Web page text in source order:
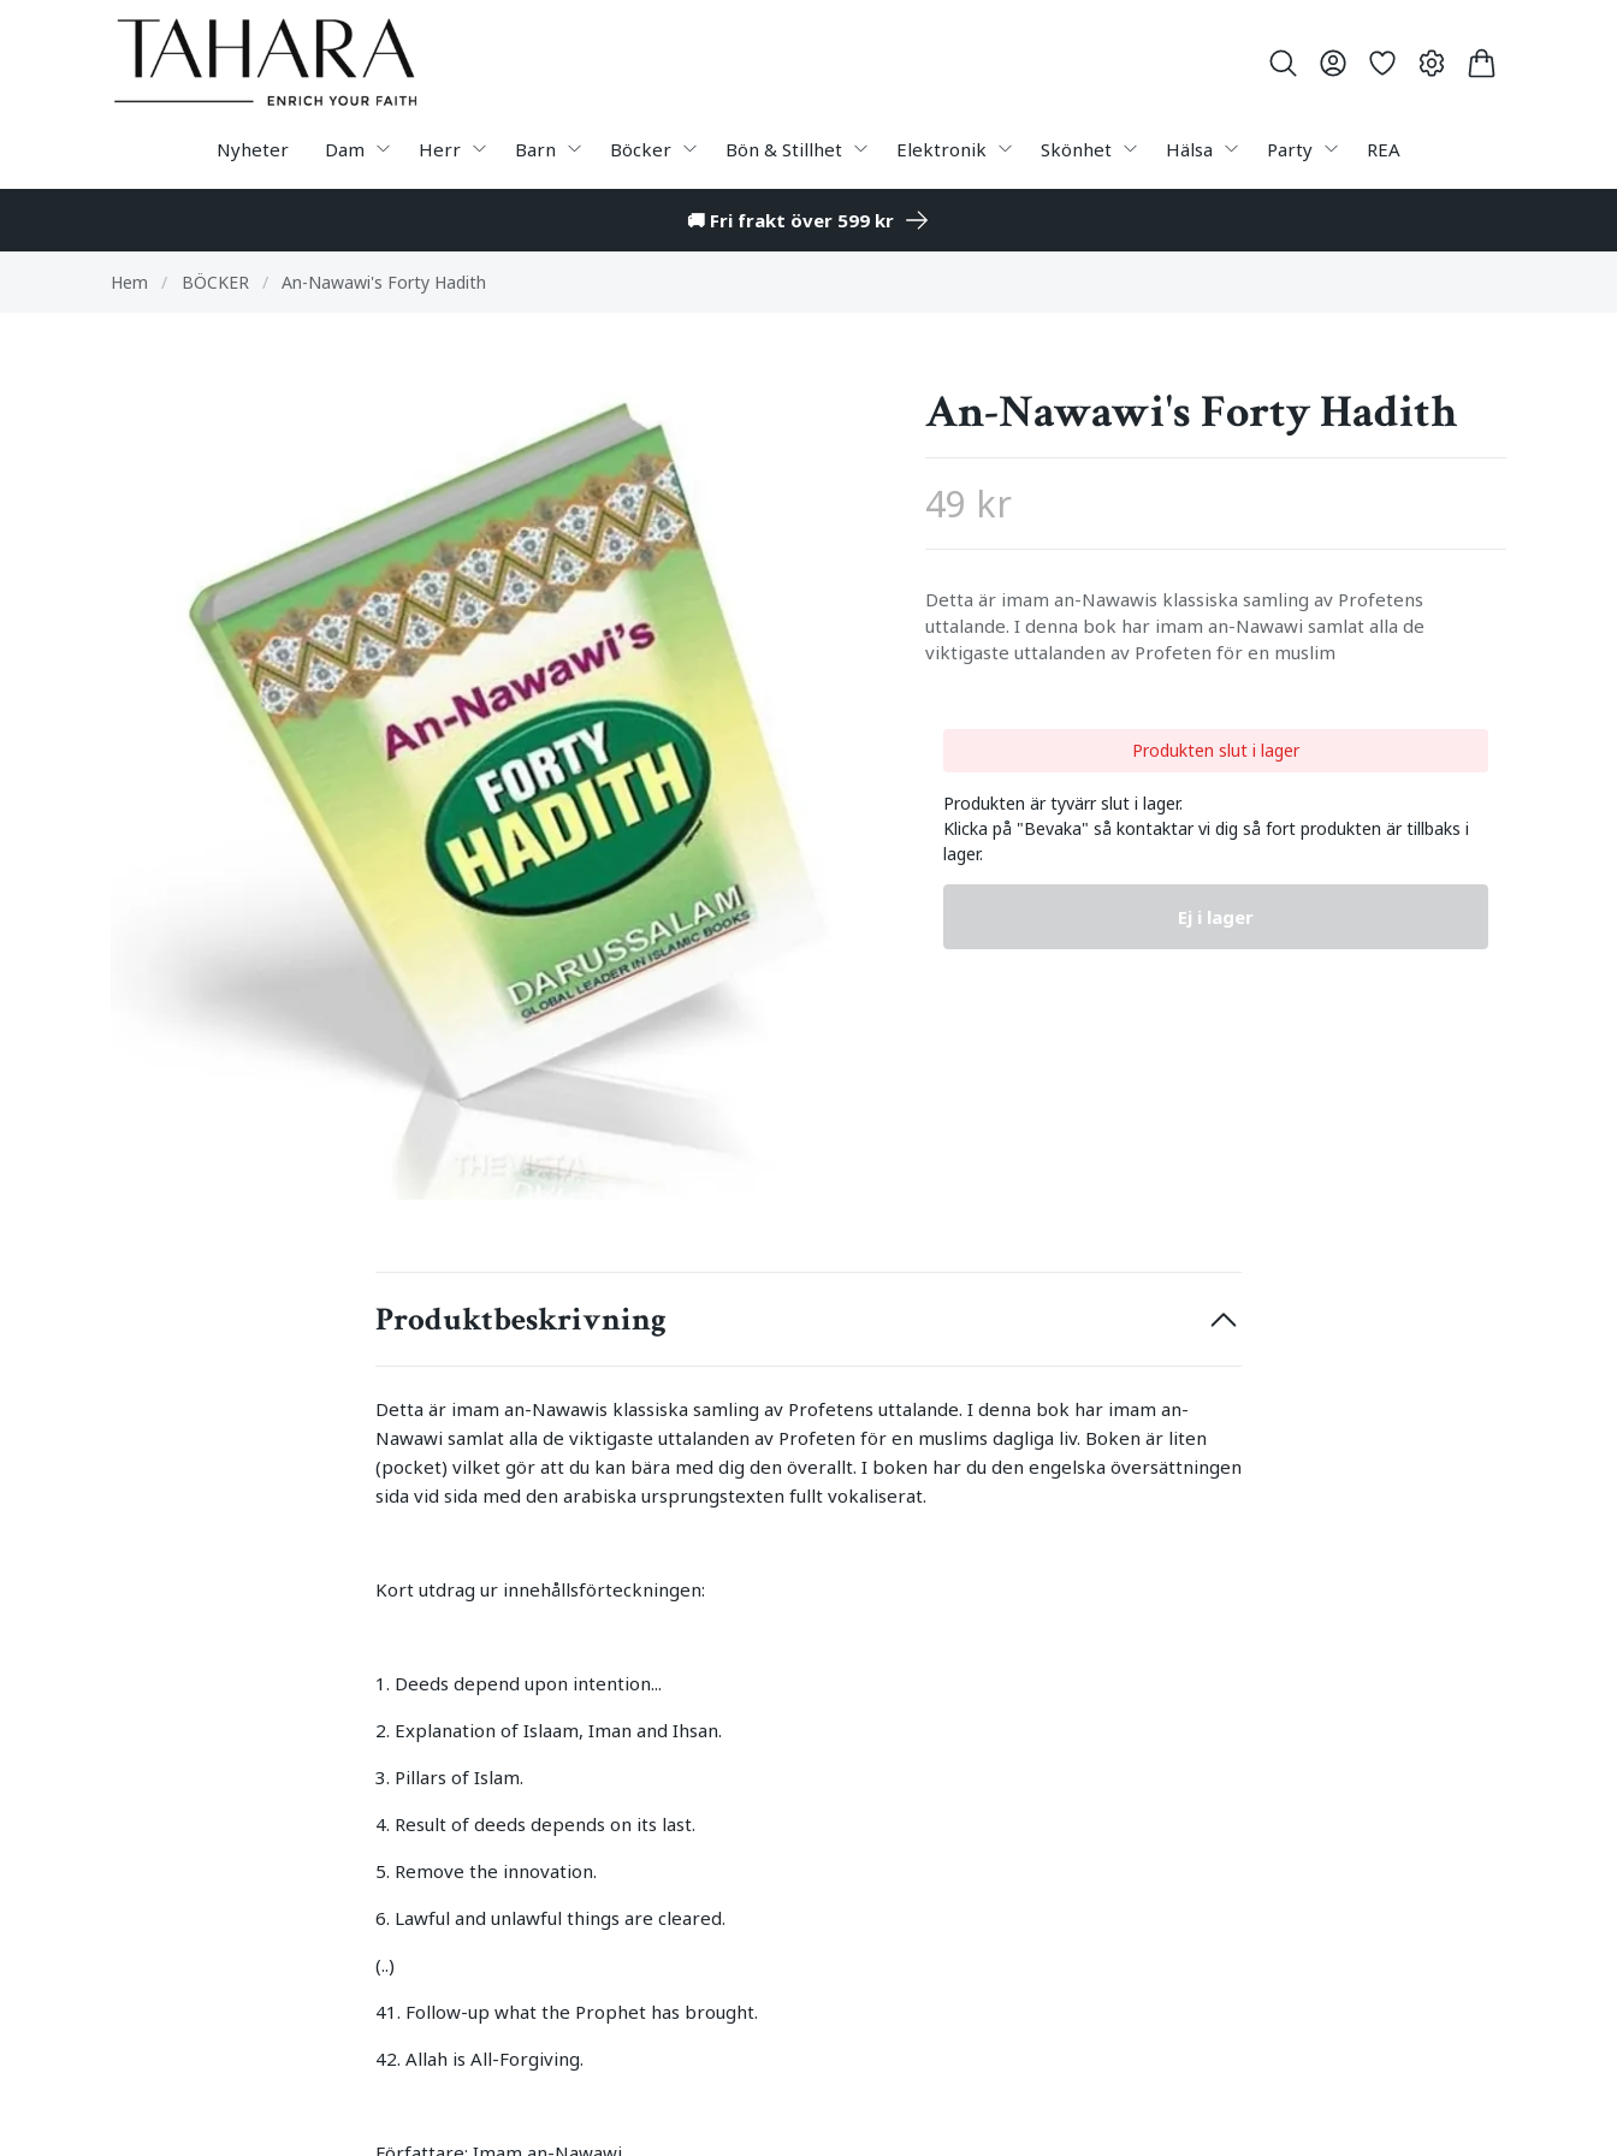
Nyheter Dam Herr Barn Böcker Bön & Stillhet Elektronik Skönhet Hälsa Party REA
🚚 Fri frakt över 599 kr
Hem / BÖCKER / An-Nawawi's Forty Hadith
An-Nawawi's Forty Hadith
49 kr
Detta är imam an-Nawawis klassiska samling av Profetens
uttalande. I denna bok har imam an-Nawawi samlat alla de
viktigaste uttalanden av Profeten för en muslim
Produkten slut i lager
Produkten är tyvärr slut i lager.
Klicka på "Bevaka" så kontaktar vi dig så fort produkten är tillbaks i
lager.
Ej i lager
Produktbeskrivning
Detta är imam an-Nawawis klassiska samling av Profetens uttalande. I denna bok har imam an-
Nawawi samlat alla de viktigaste uttalanden av Profeten för en muslims dagliga liv. Boken är liten
(pocket) vilket gör att du kan bära med dig den överallt. I boken har du den engelska översättningen
sida vid sida med den arabiska ursprungstexten fullt vokaliserat.
Kort utdrag ur innehållsförteckningen:
1. Deeds depend upon intention...
2. Explanation of Islaam, Iman and Ihsan.
3. Pillars of Islam.
4. Result of deeds depends on its last.
5. Remove the innovation.
6. Lawful and unlawful things are cleared.
(..)
41. Follow-up what the Prophet has brought.
42. Allah is All-Forgiving.